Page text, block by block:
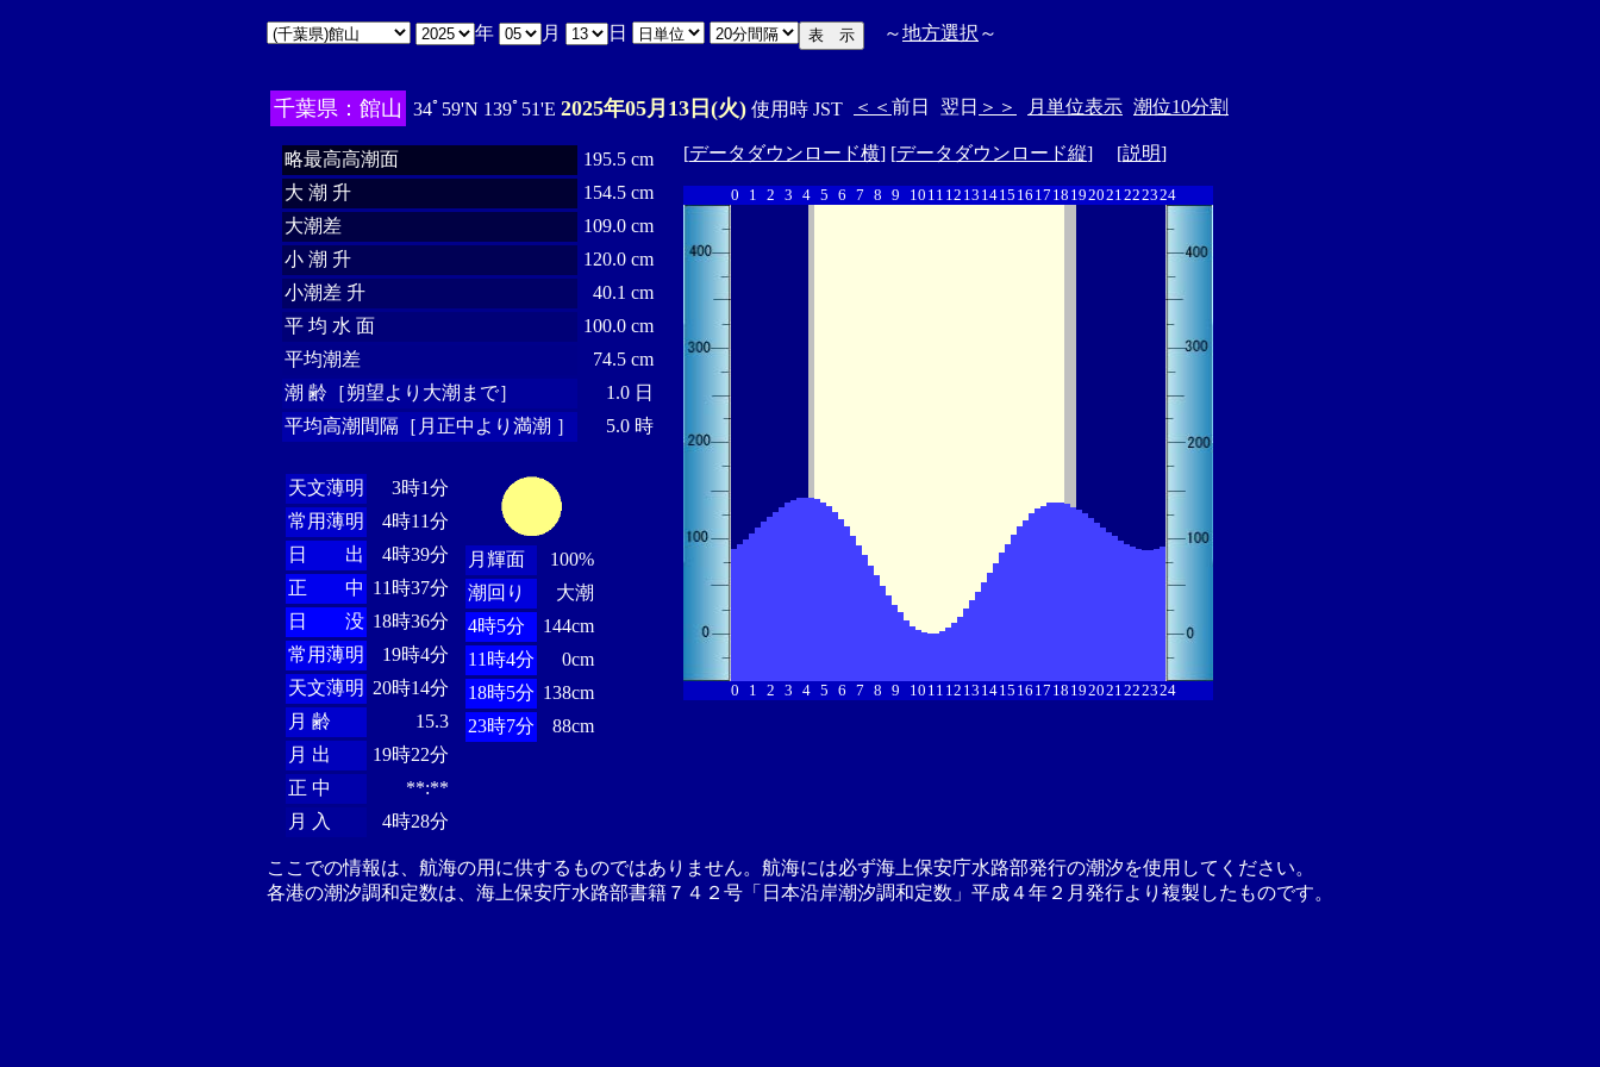
年 月 日 ～地方選択 ～
千葉県：館山 34ﾟ59'N 139ﾟ51'E 2025年05月13日(火) 使用時 JST ＜＜ 前日 翌日 ＞＞ 月単位表示 潮位10分割
略最高高潮面
195.5 cm
大 潮 升
154.5 cm
大潮差
109.0 cm
小 潮 升
120.0 cm
小潮差 升
40.1 cm
平 均 水 面
100.0 cm
平均潮差
74.5 cm
潮 齢［朔望より大潮まで］
1.0 日
平均高潮間隔［月正中より満潮 ］
5.0 時
天文薄明
3時1分
常用薄明
4時11分
日 出
4時39分
正 中 11時37分
日 没 18時36分
常用薄明
19時4分
天文薄明 20時14分
月 齢
15.3
月 出
19時22分
正 中
**:**
月 入
4時28分
月輝面
100%
潮回り
大潮
4時5分
144cm
11時4分
0cm
18時5分 138cm
23時7分
88cm
[データダウンロード横] [データダウンロード縦] [説明]
0 1 2 3 4 5 6 7 8 9 10 11 12 13 1415 16 17 18 192021222324
0 1 2 3 4 5 6 7 8 9 10 11 12 13 1415 16 17 18 192021222324
ここでの情報は、航海の用に供するものではありません。航海には必ず海上保安庁水路部発行の潮汐を使用してください。
各港の潮汐調和定数は、海上保安庁水路部書籍７４２号「日本沿岸潮汐調和定数」平成４年２月発行より複製したものです。